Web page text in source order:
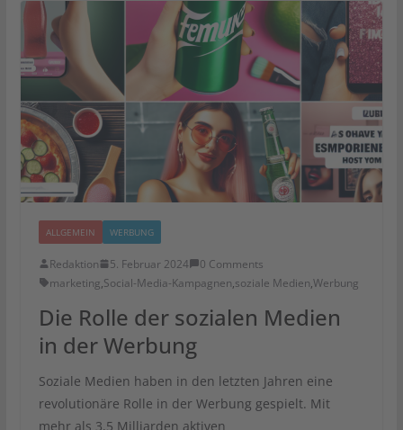
ALLGEMEIN WERBUNG
Redaktion 5. Februar 2024
0 Comments
marketing,Social-Media-Kampagnen,soziale Medien,Werbung
Die Rolle der sozialen Medien
in der Werbung
Soziale Medien haben in den letzten Jahren eine
revolutionäre Rolle in der Werbung gespielt. Mit
mehr als 3,5 Milliarden aktiven